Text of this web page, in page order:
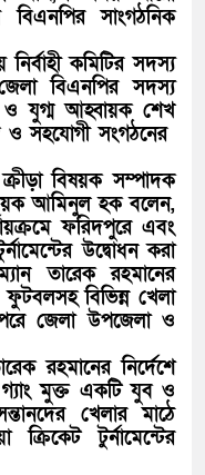
বিএনপির সাংগঠনিক
কমিটির সদস্য
বিএনপির সদস্য
ও যুগ্ম আহ্বায়ক শেখ
ও সহযোগী সংগঠনের
ক্রীড়া বিষয়ক সম্পাদক
আমিনুল হক বলেন,
ফরিদপুরে এবং
উদ্বোধন করা
তারেক রহমানের
ফুটবলসহ বিভিন্ন খেলা
জেলা উপজেলা ও
রহমানের নির্দেশে
মুক্ত একটি যুব ও
খেলার মাঠে
টুর্নামেন্টের